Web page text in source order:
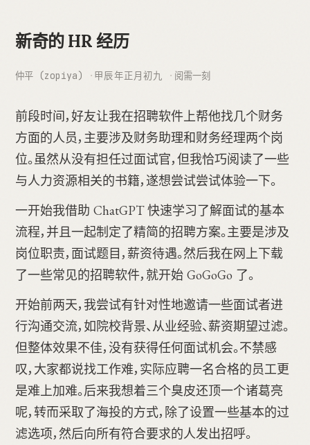
新奇的 HR 经历
仲平 (zopiya) 甲辰年正月初九 阅需一刻
前段时间，好友让我在招聘软件上帮他找几个财务
方面的人员，主要涉及财务助理和财务经理两个岗
位。虽然从没有担任过面试官，但我恰巧阅读了一些
与人力资源相关的书籍，遂想尝试尝试体验一下。
一开始我借助 ChatGPT 快速学习了解面试的基本
流程，并且一起制定了精简的招聘方案。主要是涉及
岗位职责，面试题目，薪资待遇。然后我在网上下载
了一些常见的招聘软件，就开始 GoGoGo 了。
开始前两天，我尝试有针对性地邀请一些面试者进
行沟通交流，如院校背景、从业经验、薪资期望过滤。
但整体效果不佳，没有获得任何面试机会。不禁感
叹，大家都说找工作难，实际应聘一名合格的员工更
是难上加难。后来我想着三个臭皮还顶一个诸葛亮
呢，转而采取了海投的方式，除了设置一些基本的过
滤选项，然后向所有符合要求的人发出招呼。